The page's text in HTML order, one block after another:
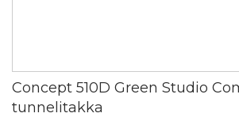
Concept 510D Green Studio
tunnelitakka